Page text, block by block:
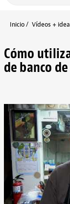
Inicio Vídeos +
Cómo
de banco